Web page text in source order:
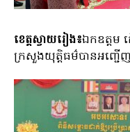
ខេត្តស្វាយរៀង៖ឯកឧត្តម ក
ក្រសួងយុត្តិធម៌បានអញ្ជើ